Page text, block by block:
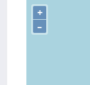
+
–